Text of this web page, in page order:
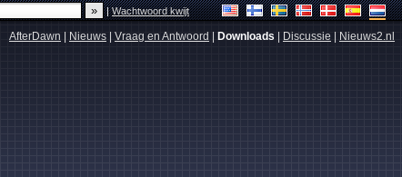
|Wachtwoord kwijt
AfterDawn Nieuws Vraag en Antwoord Downloads Discussie Nieuws2.nl